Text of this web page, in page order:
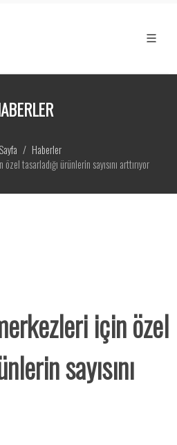
Haberler
tasarladığı ürünlerin sayısını arttırıyor
için özel
sayısını